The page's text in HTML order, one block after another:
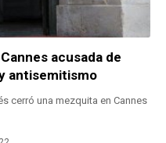
acusada de
antisemitismo
cerró una mezquita en Cannes